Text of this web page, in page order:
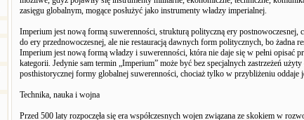
zasięgu globalnym, mogące posłużyć jako instrumenty władzy imperialnej.
Imperium jest nową formą suwerenności, strukturą polityczną ery postnowoczesnej,
do ery przednowoczesnej, ale nie restauracją dawnych form politycznych, bo żadna
Imperium jest nową formą władzy i suwerenności, która nie daje się w pełni opisać
kategorii. Jedynie sam termin „Imperium” może być bez specjalnych zastrzeżeń
posthistorycznej formy globalnej suwerenności, chociaż tylko w przybliżeniu oddaje
Technika, nauka i wojna
Przed 500 laty rozpoczęła się era współczesnych wojen związana ze skokiem w